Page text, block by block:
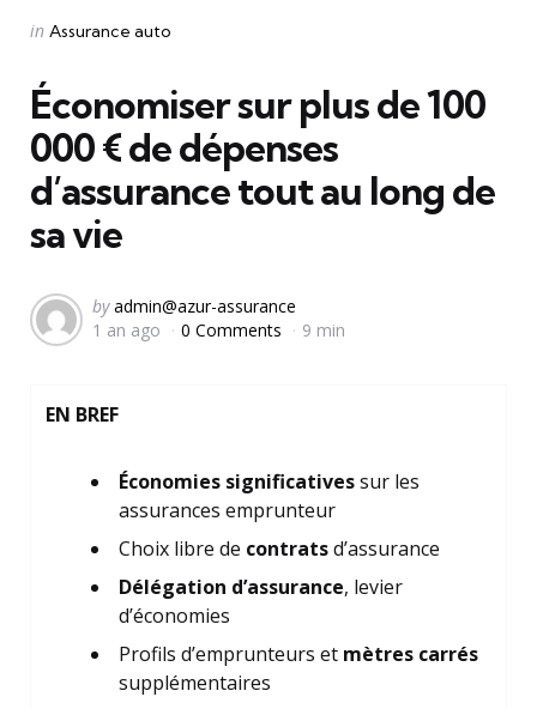
Categories
Posted
in Assurance auto
Économiser sur plus de 100
000 € de dépenses
d’assurance tout au long de
sa vie
Posted
by
by admin@azur-assurance
1 an ago
0 Comments 9 min
EN BREF
Économies significativessur les
assurances emprunteur
Choix libre de contratsd’assurance
Délégation d’assurance, levier
d’économies
Profils d’emprunteurs et mètres carrés
supplémentaires